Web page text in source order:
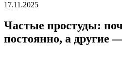
17.11.2025
Частые простуды:
постоянно, а другие